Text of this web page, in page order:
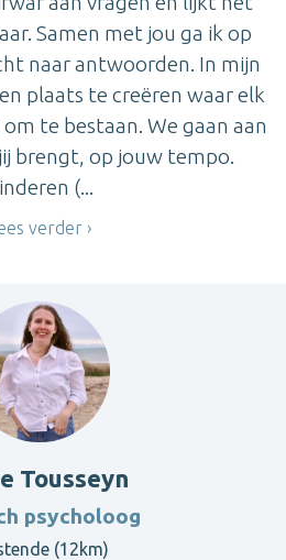
Samen met jou ga ik op
naar antwoorden. In mijn
plaats te creëren waar elk
te bestaan. We gaan aan
brengt, op jouw tempo.
(...
verder
Tousseyn
psycholoog
(12km)